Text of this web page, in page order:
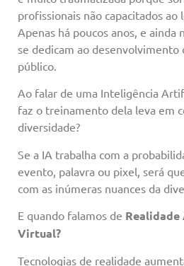
profissionais não capacitados ao
Apenas há poucos anos, e ainda
se dedicam ao desenvolvimento
público.
Ao falar de uma Inteligência
faz o treinamento dela leva em
diversidade?
Se a IA trabalha com a
evento, palavra ou pixel, será
com as inúmeras nuances da
E quando falamos de Realidade
Virtual?
Tecnologias de realidade